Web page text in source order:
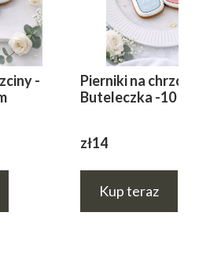
-
Pierniki na chrzciny -
Buteleczka -10 cm
zł14
Kup teraz